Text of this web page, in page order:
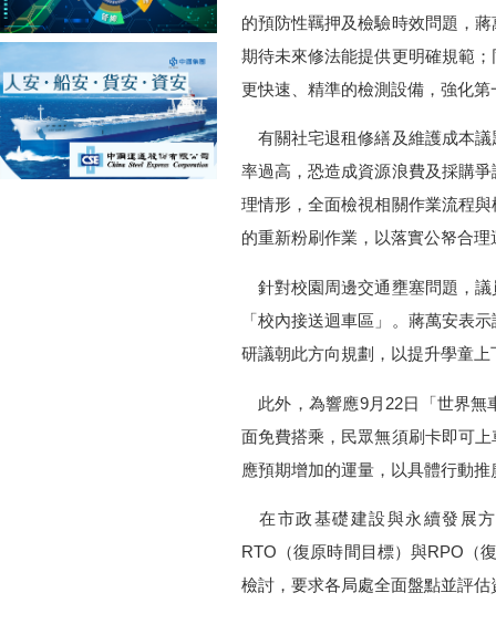
的預防性羈押及檢驗時效問題，
期待未來修法能提供更明確規範
更快速、精準的檢測設備，強化
有關社宅退租修繕及維護成本議
率過高，恐造成資源浪費及採購
理情形，全面檢視相關作業流程
的重新粉刷作業，以落實公帑合理
針對校園周邊交通壅塞問題，議
「校內接送迴車區」。蔣萬安表
研議朝此方向規劃，以提升學童上
此外，為響應9月22日「世界無
面免費搭乘，民眾無須刷卡即可
應預期增加的運量，以具體行動
在市政基礎建設與永續發展
RTO（復原時間目標）與RPO（
檢討，要求各局處全面盤點並評